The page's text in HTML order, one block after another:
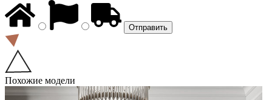
Похожие модели